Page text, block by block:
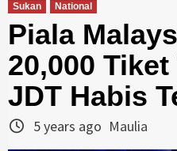
Sukan National
Piala
20,000
JDT Habis
5 years ago Maulia